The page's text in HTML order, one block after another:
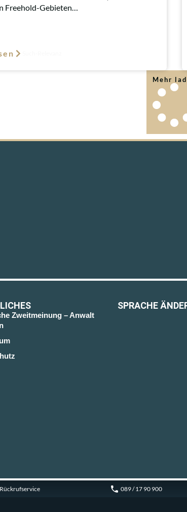
Freehold-Gebieten…
Mehr
Zweitmeinung – Anwalt
SPRACHE
Rückrufservice 089 / 17 90 900